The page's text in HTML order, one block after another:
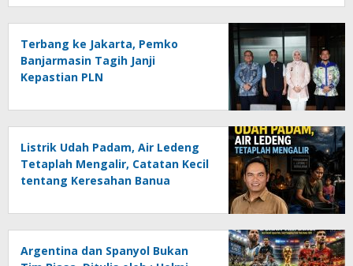
Terbang ke Jakarta, Pemko
Banjarmasin Tagih Janji
Kepastian PLN
Listrik Udah Padam, Air Ledeng
Tetaplah Mengalir, Catatan Kecil
tentang Keresahan Banua
Ancaman Lingkungan, Oleh :
Helmi Rifai, SH
Argentina dan Spanyol Bukan